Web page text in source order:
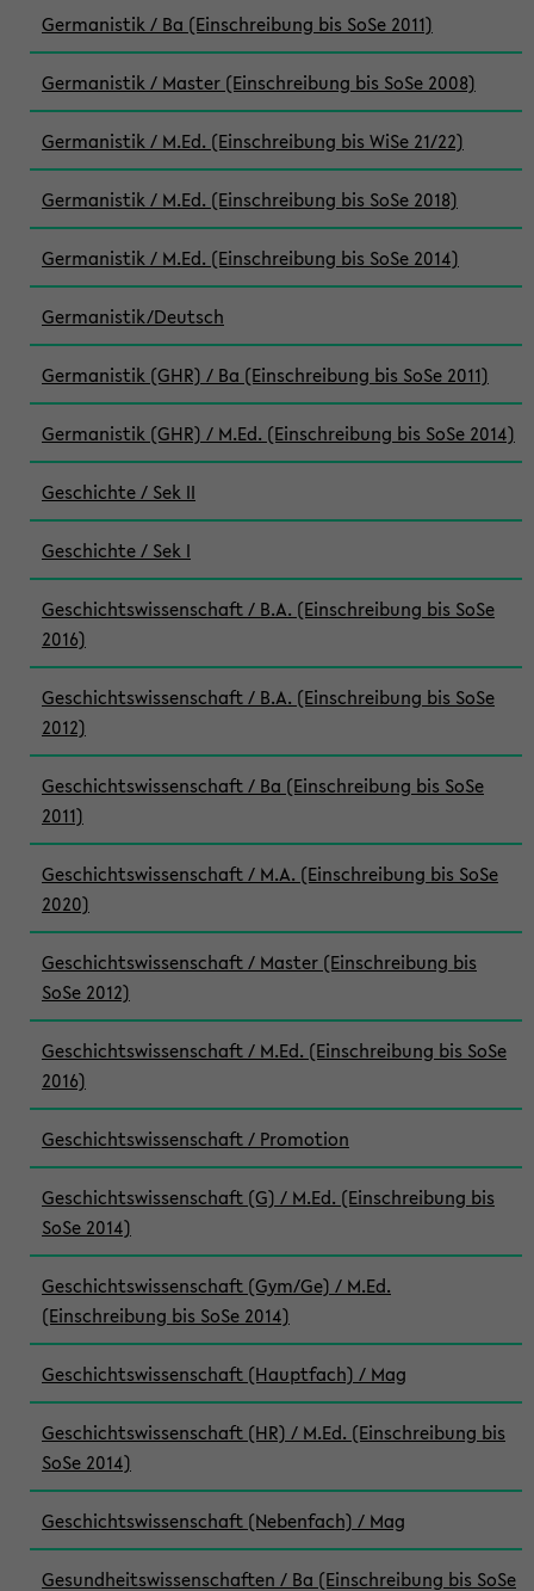
Germanistik / Ba (Einschreibung bis SoSe 2011)
Germanistik / Master (Einschreibung bis SoSe 2008)
Germanistik / M.Ed. (Einschreibung bis WiSe 21/22)
Germanistik / M.Ed. (Einschreibung bis SoSe 2018)
Germanistik / M.Ed. (Einschreibung bis SoSe 2014)
Germanistik/Deutsch
Germanistik (GHR) / Ba (Einschreibung bis SoSe 2011)
Germanistik (GHR) / M.Ed. (Einschreibung bis SoSe 2014)
Geschichte / Sek II
Geschichte / Sek I
Geschichtswissenschaft / B.A. (Einschreibung bis SoSe
2016)
Geschichtswissenschaft / B.A. (Einschreibung bis SoSe
2012)
Geschichtswissenschaft / Ba (Einschreibung bis SoSe
2011)
Geschichtswissenschaft / M.A. (Einschreibung bis SoSe
2020)
Geschichtswissenschaft / Master (Einschreibung bis
SoSe 2012)
Geschichtswissenschaft / M.Ed. (Einschreibung bis SoSe
2016)
Geschichtswissenschaft / Promotion
Geschichtswissenschaft (G) / M.Ed. (Einschreibung bis
SoSe 2014)
Geschichtswissenschaft (Gym/Ge) / M.Ed.
(Einschreibung bis SoSe 2014)
Geschichtswissenschaft (Hauptfach) / Mag
Geschichtswissenschaft (HR) / M.Ed. (Einschreibung bis
SoSe 2014)
Geschichtswissenschaft (Nebenfach) / Mag
Gesundheitswissenschaften / Ba (Einschreibung bis SoSe